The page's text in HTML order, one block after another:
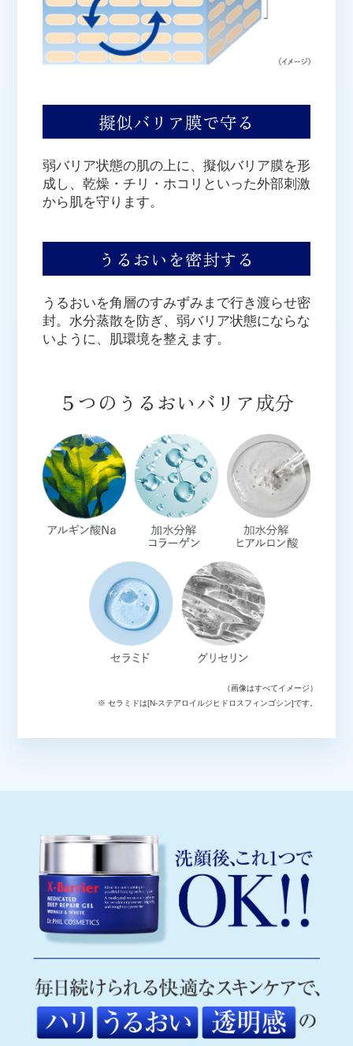
擬似バリア膜で守る
弱バリア状態の肌の上に、擬似バリア膜を形
成し、乾燥・チリ・ホコリといった外部刺激
から肌を守ります。
うるおいを密封する
うるおいを角層のすみずみまで行き渡らせ密
封。水分蒸散を防ぎ、弱バリア状態にならな
いように、肌環境を整えます。
５つのうるおいバリア成分
（画像はすべてイメージ）
※ セラミドは[N-ステアロイルジヒドロスフィンゴシン]です。